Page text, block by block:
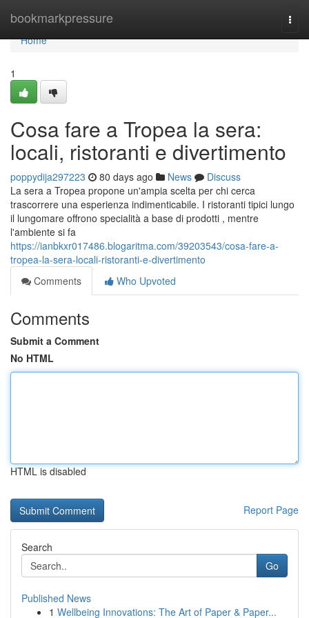
bookmarkpressure
Home
Home
1
Cosa fare a Tropea la sera:
locali, ristoranti e divertimento
poppydija297223 80 days ago News
Discuss
La sera a Tropea propone un'ampia scelta per chi cerca
trascorrere una esperienza indimenticabile. I ristoranti tipici lungo
il lungomare offrono specialità a base di prodotti , mentre
l'ambiente si fa
https://ianbkxr017486.blogaritma.com/39203543/cosa-fare-a-
tropea-la-sera-locali-ristoranti-e-divertimento
Comments
Who Upvoted
Comments
Submit a Comment
No HTML
HTML is disabled
Report Page
Search
Go
Published News
1 Wellbeing Innovations: The Art of Paper & Paper...